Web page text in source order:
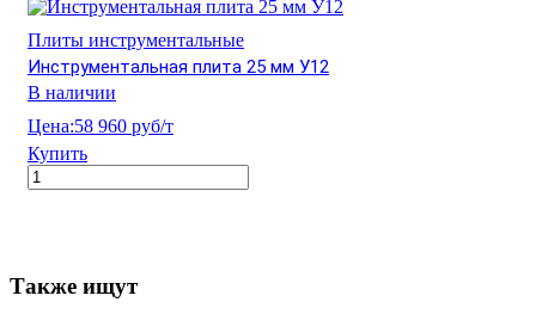
Плиты инструментальные
Инструментальная плита 25 мм У12
В наличии
Цена:58 960 руб/т
Купить
Также ищут